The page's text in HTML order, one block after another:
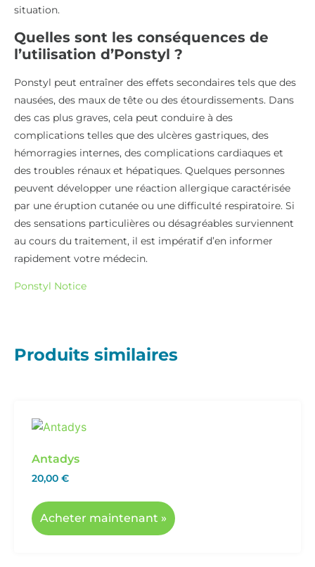
situation.
Quelles sont les conséquences de
l’utilisation d’Ponstyl ?
Ponstyl peut entraîner des effets secondaires tels que des
nausées, des maux de tête ou des étourdissements. Dans
des cas plus graves, cela peut conduire à des
complications telles que des ulcères gastriques, des
hémorragies internes, des complications cardiaques et
des troubles rénaux et hépatiques. Quelques personnes
peuvent développer une réaction allergique caractérisée
par une éruption cutanée ou une difficulté respiratoire. Si
des sensations particulières ou désagréables surviennent
au cours du traitement, il est impératif d’en informer
rapidement votre médecin.
Ponstyl Notice
Produits similaires
Antadys
20,00 €
Acheter maintenant »